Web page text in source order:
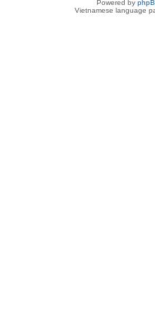
Powered by
Vietnamese language